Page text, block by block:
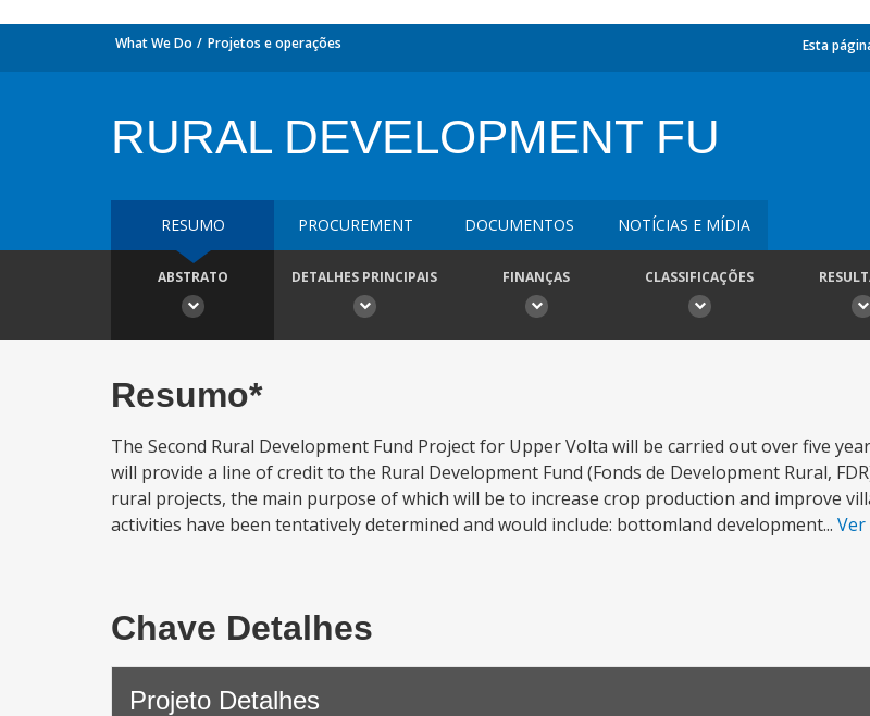
What We Do Projetos e operações Esta
RURAL DEVELOPMENT FU
RESUMO PROCUREMENT DOCUMENTOS NOTÍCIAS E MÍDIA
ABSTRATO DETALHES PRINCIPAIS FINANÇAS CLASSIFICAÇÕES
Resumo*
The Second Rural Development Fund Project for Upper Volta will be carried out over five
will provide a line of credit to the Rural Development Fund (Fonds de Development Rural,
rural projects, the main purpose of which will be to increase crop production and improve
activities have been tentatively determined and would include: bottomland development... Ver
Chave Detalhes
Projeto Detalhes